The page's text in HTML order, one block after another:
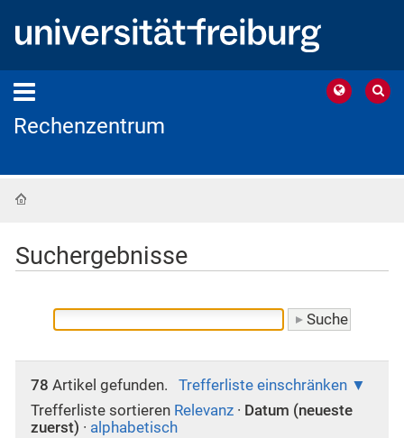
Rechenzentrum
Suchergebnisse
78 Artikel gefunden.
Trefferliste einschränken
Trefferliste sortieren Relevanz · Datum (neueste
zuerst) · alphabetisch